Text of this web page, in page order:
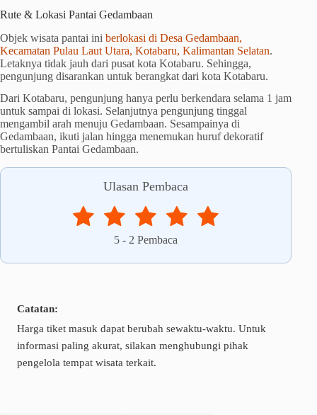
Rute & Lokasi Pantai Gedambaan
Objek wisata pantai ini berlokasi di Desa Gedambaan,
Kecamatan Pulau Laut Utara, Kotabaru, Kalimantan Selatan.
Letaknya tidak jauh dari pusat kota Kotabaru. Sehingga,
pengunjung disarankan untuk berangkat dari kota Kotabaru.
Dari Kotabaru, pengunjung hanya perlu berkendara selama 1 jam
untuk sampai di lokasi. Selanjutnya pengunjung tinggal
mengambil arah menuju Gedambaan. Sesampainya di
Gedambaan, ikuti jalan hingga menemukan huruf dekoratif
bertuliskan Pantai Gedambaan.
Ulasan Pembaca
5 - 2 Pembaca
Catatan:
Harga tiket masuk dapat berubah sewaktu-waktu. Untuk
informasi paling akurat, silakan menghubungi pihak
pengelola tempat wisata terkait.